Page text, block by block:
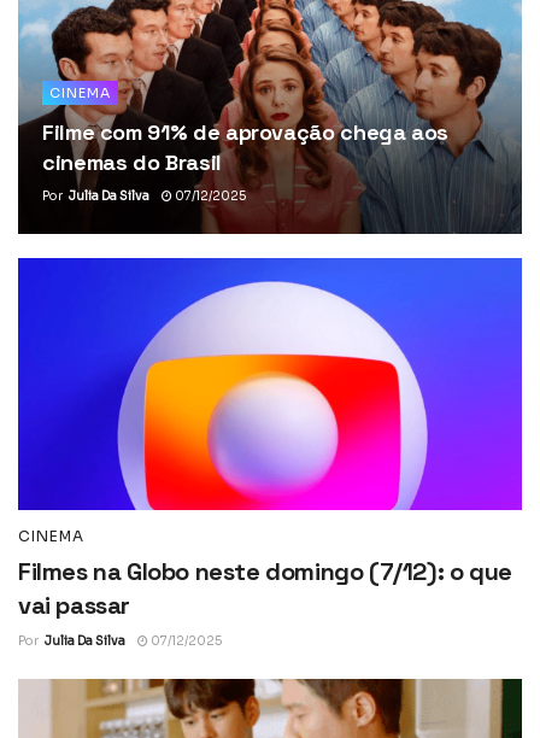
CINEMA
Filme com 91% de aprovação chega aos
cinemas do Brasil
Por Julia Da Silva 07/12/2025
CINEMA
Filmes na Globo neste domingo (7/12): o que
vai passar
Por Julia Da Silva 07/12/2025